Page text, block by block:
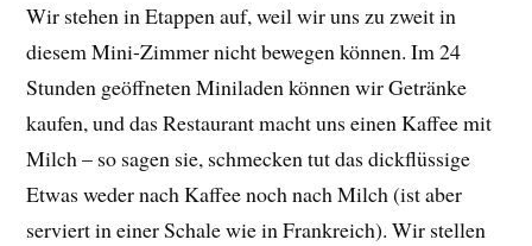
Wir stehen in Etappen auf, weil wir uns zu zweit in
diesem Mini-Zimmer nicht bewegen können. Im 24
Stunden geöffneten Miniladen können wir Getränke
kaufen, und das Restaurant macht uns einen Kaffee mit
Milch – so sagen sie, schmecken tut das dickflüssige
Etwas weder nach Kaffee noch nach Milch (ist aber
serviert in einer Schale wie in Frankreich). Wir stellen